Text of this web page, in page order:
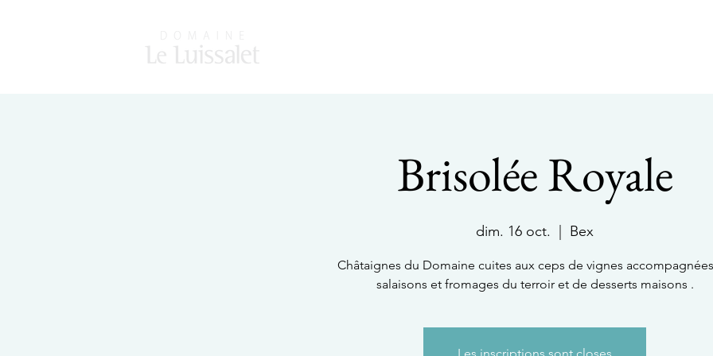
Brisolée Royale
dim. 16 oct. Bex
Châtaignes du Domaine cuites aux ceps de vignes
salaisons et fromages du terroir et de desserts maisons .